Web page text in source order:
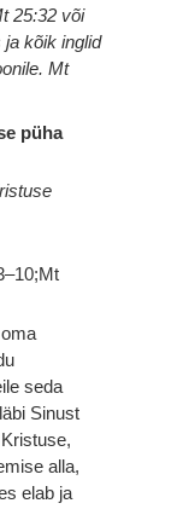
25:32 või
kõik inglid
Mt
püha
seda
Sinust
alla,
elab ja